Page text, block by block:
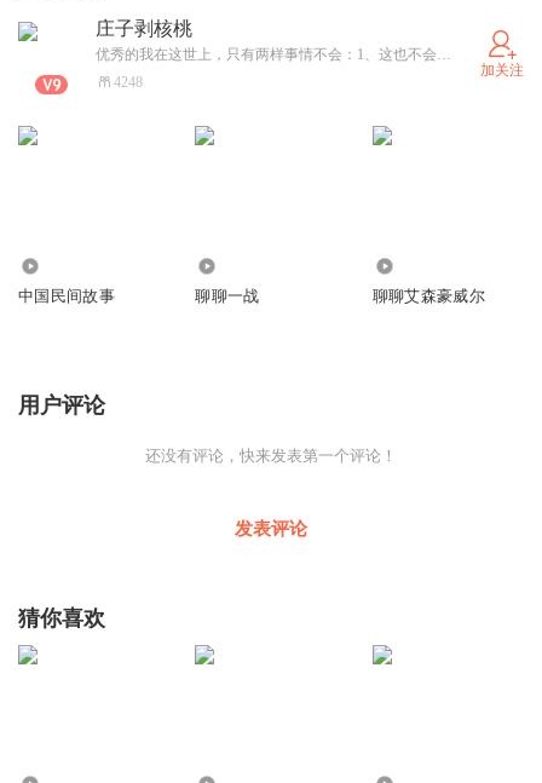
庄子剥核桃
优秀的我在这世上，只有两样事情不会：1、这也不会，2、那也不会。
4248
加关注
中国民间故事 聊聊一战 聊聊艾森豪威尔
用户评论
还没有评论，快来发表第一个评论！
发表评论
猜你喜欢